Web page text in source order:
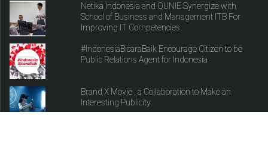
Netika Indonesia and QUNIE Synergize with
School of Business and Management ITB For
Improving IT Competencies
#IndonesiaBicaraBaik Encourage Citizen to be
Public Relations Agent for Indonesia
Brand X Movie , a Collaboration to Make an
Interesting Publicity